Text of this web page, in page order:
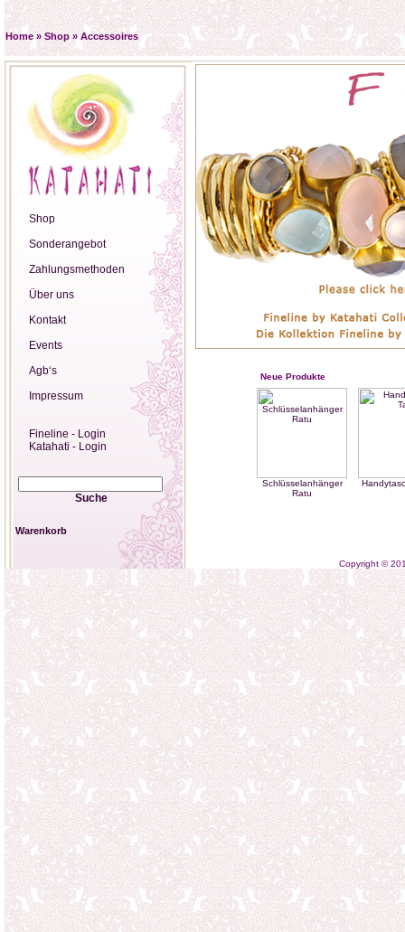
Home » Shop »Accessoires
Shop
Sonderangebot
Zahlungsmethoden
Über uns
Kontakt
Events
Agb‘s
Impressum
Fineline - Login
Katahati - Login
Suche
Neue Produkte
Schlüsselanhänger
Ratu
Warenkorb
Copyright ©